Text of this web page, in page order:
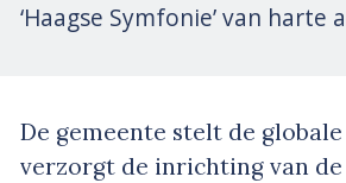
‘Haagse Symfonie’ van harte
De gemeente stelt de
verzorgt de inrichting van